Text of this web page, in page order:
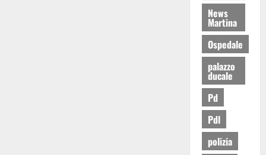
News
Martina
Ospedale
palazzo
ducale
Pd
Pdl
polizia